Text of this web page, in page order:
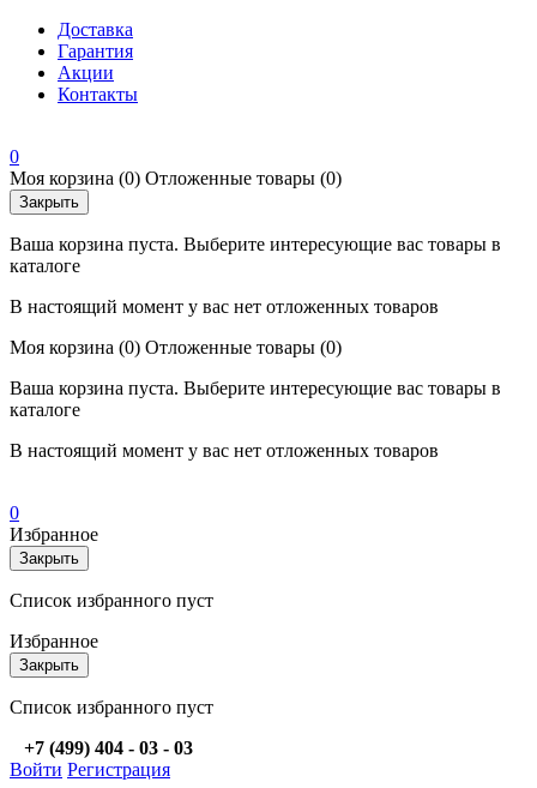
Доставка
Гарантия
Акции
Контакты
0
Моя корзина (0) Отложенные товары (0)
Закрыть
Ваша корзина пуста. Выберите интересующие вас товары в
каталоге
В настоящий момент у вас нет отложенных товаров
Моя корзина (0) Отложенные товары (0)
Ваша корзина пуста. Выберите интересующие вас товары в
каталоге
В настоящий момент у вас нет отложенных товаров
0
Избранное
Закрыть
Список избранного пуст
Избранное
Закрыть
Список избранного пуст
+7 (499) 404 - 03 - 03
Войти Регистрация